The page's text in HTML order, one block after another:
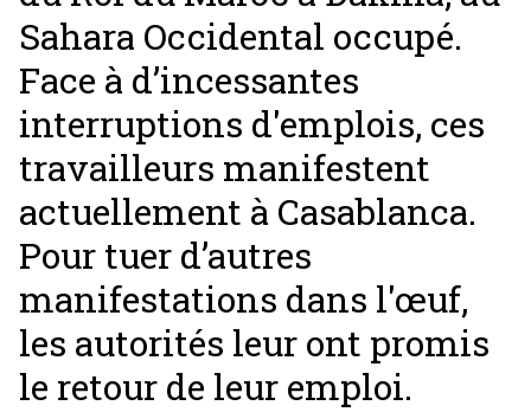
Sahara Occidental occupé.
Face à d’incessantes
interruptions d'emplois, ces
travailleurs manifestent
actuellement à Casablanca.
Pour tuer d’autres
manifestations dans l'œuf,
les autorités leur ont promis
le retour de leur emploi.